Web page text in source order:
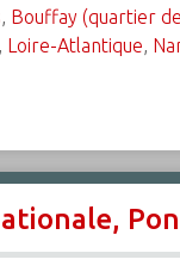
, Bouffay (quartier
, Loire-Atlantique,